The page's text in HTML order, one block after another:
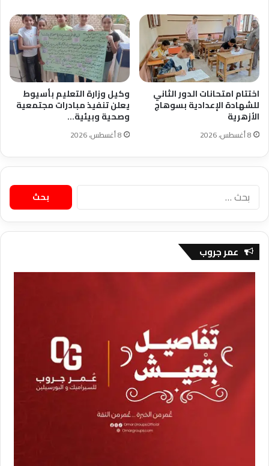
اختتام امتحانات الدور الثاني
للشهادة الإعدادية بسوهاج
الأزهرية
8 أغسطس، 2026
وكيل وزارة التعليم بأسيوط
يعلن تنفيذ مبادرات مجتمعية
وصحية وبيئية…
8 أغسطس، 2026
البحث
عن:
عمر جروب